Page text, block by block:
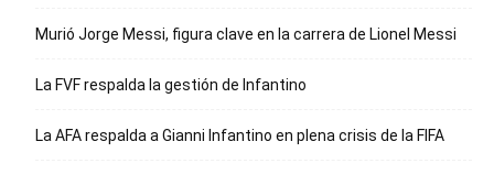
Murió Jorge Messi, figura clave en la carrera de Lionel Messi
La FVF respalda la gestión de Infantino
La AFA respalda a Gianni Infantino en plena crisis de la FIFA